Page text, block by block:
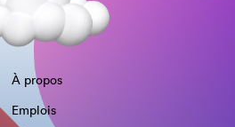
À propos
Emplois